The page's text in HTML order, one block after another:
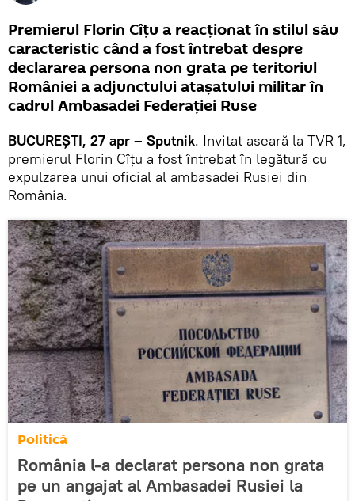
Premierul Florin Cîțu a reacționat în stilul său
caracteristic când a fost întrebat despre
declararea persona non grata pe teritoriul
României a adjunctului ataşatului militar în
cadrul Ambasadei Federaţiei Ruse
BUCUREȘTI, 27 apr – Sputnik. Invitat aseară la TVR 1,
premierul Florin Cîţu a fost întrebat în legătură cu
expulzarea unui oficial al ambasadei Rusiei din
România.
Politică
România l-a declarat persona non grata
pe un angajat al Ambasadei Rusiei la